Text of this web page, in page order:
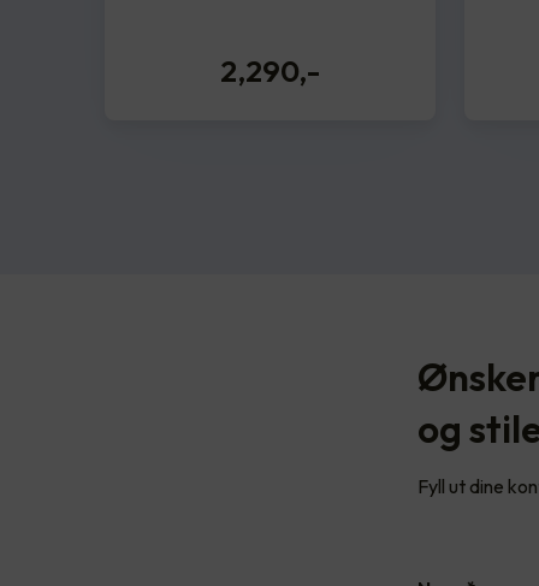
2,290,-
og
Fyll ut dine